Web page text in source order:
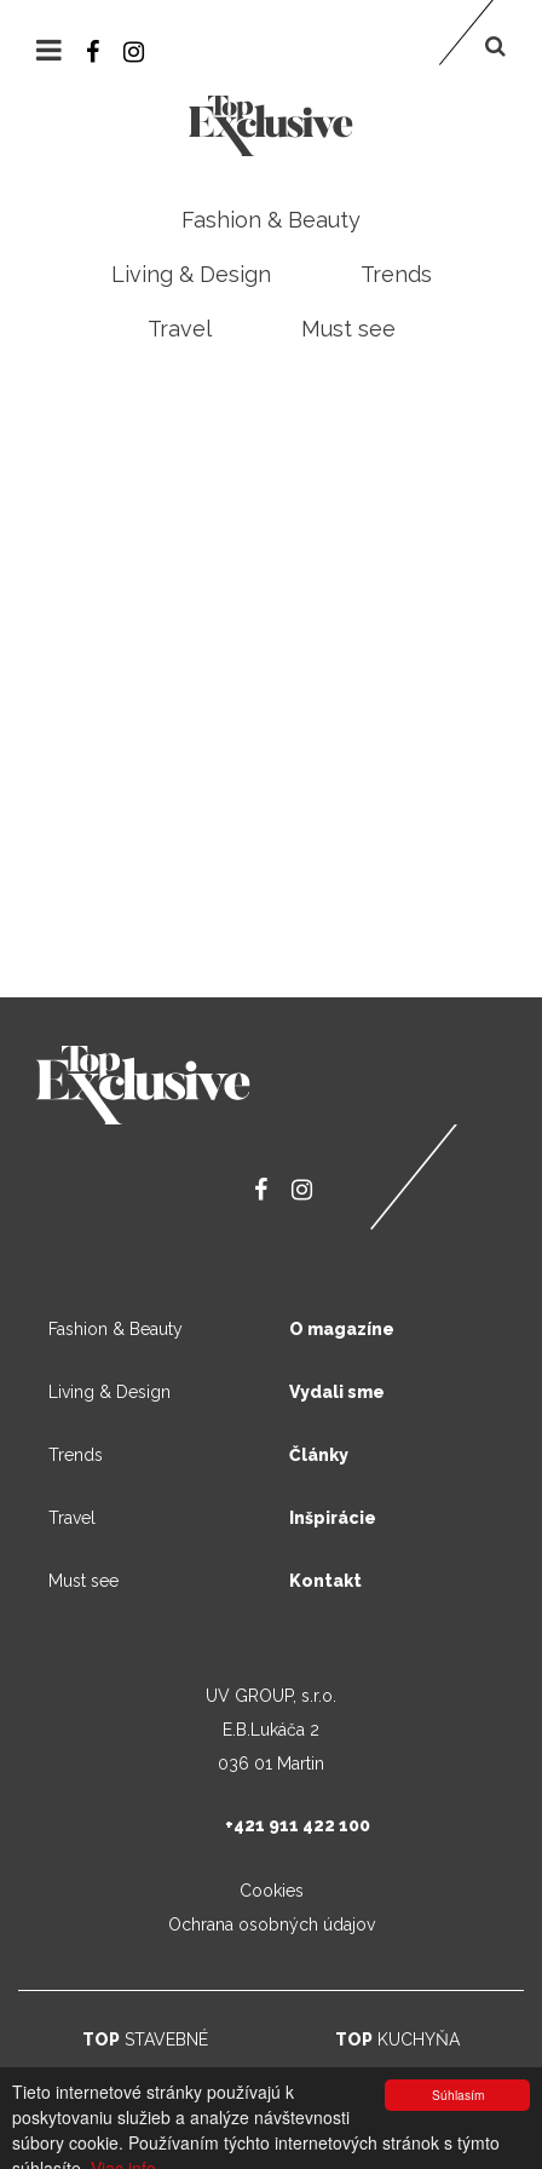
Súhlasím
Tieto internetové stránky používajú k
poskytovaniu služieb a analýze návštevnosti
súbory cookie. Používaním týchto internetových stránok s týmto
Fashion & Beauty
Living & Design Trends
Travel Must see
Fashion & Beauty
Living & Design
Trends
Travel
Must see
O magazíne
Vydali sme
Články
Inšpirácie
Kontakt
UV GROUP, s.r.o.
E.B.Lukáča 2
036 01 Martin
+421 911 422 100
Cookies
Ochrana osobných údajov
TOPSTAVEBNÉ TOP KUCHYŇA
© 2026. UV GROUP s.r.o. | Created by CTS Europe s.r.o.